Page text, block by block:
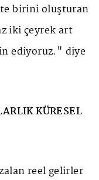
birini oluşturan
iki çeyrek art
ediyoruz." diye
KÜRESEL
reel gelirler